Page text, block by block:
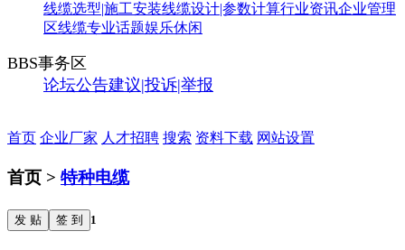
线缆选型|施工安装线缆设计|参数计算行业资讯企业管理
区线缆专业话题娱乐休闲
BBS事务区
论坛公告建议|投诉|举报
首页 企业厂家 人才招聘 搜索 资料下载 网站设置
首页 > 特种电缆
发 贴 签 到 1